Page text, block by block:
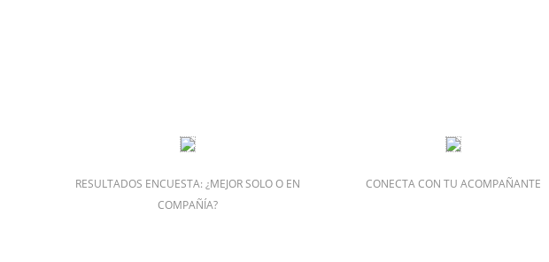
RESULTADOS ENCUESTA: ¿MEJOR SOLO O EN
COMPAÑÍA?
CONECTA CON TU ACOMPAÑANTE